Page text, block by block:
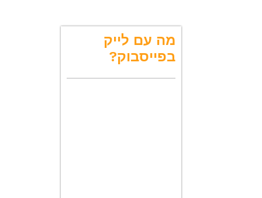
א
ו
ת
מה עם לייק
בפייסבוק?